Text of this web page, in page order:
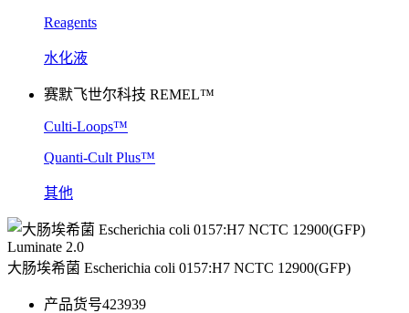
Reagents
水化液
赛默飞世尔科技 REMEL™
Culti-Loops™
Quanti-Cult Plus™
其他
Luminate 2.0
大肠埃希菌 Escherichia coli 0157:H7 NCTC 12900(GFP)
产品货号423939